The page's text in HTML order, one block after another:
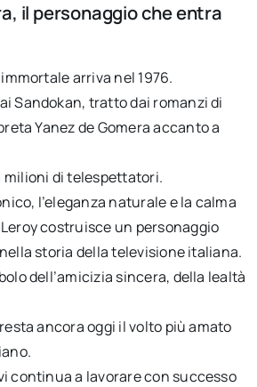
il personaggio che entra
arriva nel 1976.
Sandokan, tratto dai romanzi di
Yanez de Gomera accanto a
milioni di telespettatori.
l’eleganza naturale e la calma
costruisce un personaggio
storia della televisione italiana.
dell’amicizia sincera, della lealtà
ancora oggi il volto più amato
continua a lavorare con successo